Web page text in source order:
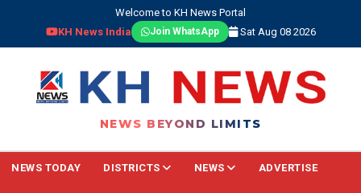
Welcome to KH News Portal
KH News India
Join WhatsApp Sat Aug 08 2026
NEWS BEYOND LIMITS
NEWS TODAY DISTRICTS NEWS ADVERTISE